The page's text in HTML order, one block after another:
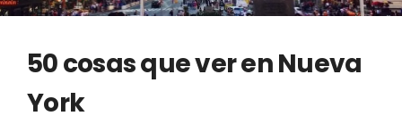
50 cosas que ver en Nueva
York